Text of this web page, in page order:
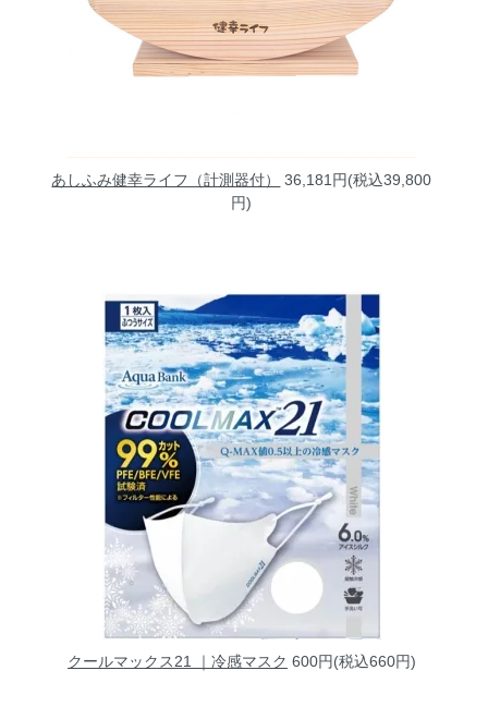
あしふみ健幸ライフ（計測器付）
36,181円(税込39,800
円)
クールマックス21 ｜冷感マスク 600円(税込660円)